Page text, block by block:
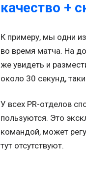
качество +
К примеру, мы одни
во время матча. На
же увидеть и
около 30 секунд,
У всех PR-отделов
пользуются. Это
командой, может
тут отсутствуют.